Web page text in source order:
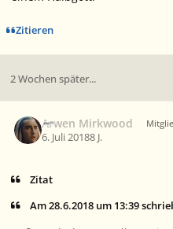
Zitieren
2 Wochen später...
Arwen Mirkwood
6. Juli 20188 J.
Zitat
Am 28.6.2018 um 13:39